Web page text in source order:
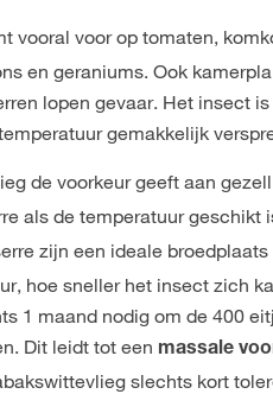
vooral voor op tomaten,
en geraniums. Ook
lopen gevaar. Het insect
gemakkelijk
de voorkeur geeft aan
als de temperatuur geschikt
zijn een ideale
hoe sneller het insect zich
1 maand nodig om de 400
Dit leidt tot een massale
slechts kort